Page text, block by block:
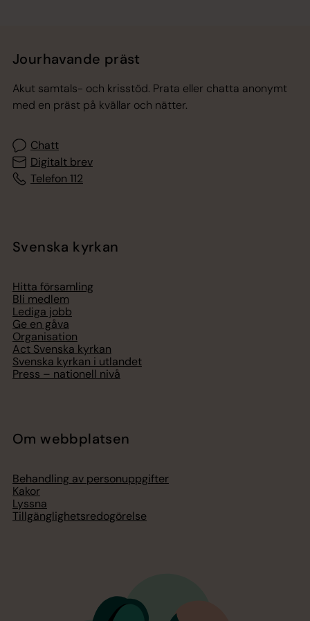
Jourhavande präst
Akut samtals- och krisstöd. Prata eller chatta anonymt
med en präst på kvällar och nätter.
Chatt
Digitalt brev
Telefon 112
Svenska kyrkan
Hitta församling
Bli medlem
Lediga jobb
Ge en gåva
Organisation
Act Svenska kyrkan
Svenska kyrkan i utlandet
Press – nationell nivå
Om webbplatsen
Behandling av personuppgifter
Kakor
Lyssna
Tillgänglighetsredogörelse